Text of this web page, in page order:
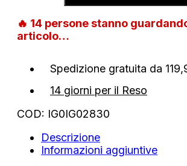
con
logo
🔥 14 persone stanno
articolo…
Spedizione gratuita da
14 giorni per il Reso
COD: IG0IG02830
Descrizione
Informazioni aggiuntive